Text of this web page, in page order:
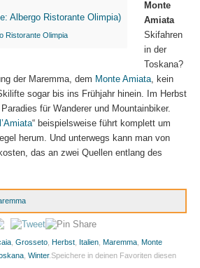
Ristorante Olimpia
Monte
Amiata
Skifahren
in der
Toskana?
der Maremma, dem Monte Amiata, kein
sogar bis ins Frühjahr hinein. Im Herbst
für Wanderer und Mountainbiker.
“ beispielsweise führt komplett um
herum. Und unterwegs kann man von
das an zwei Quellen entlang des
, Grosseto, Herbst, Italien, Maremma, Monte
, Winter.Speichere in deinen Favoriten diesen